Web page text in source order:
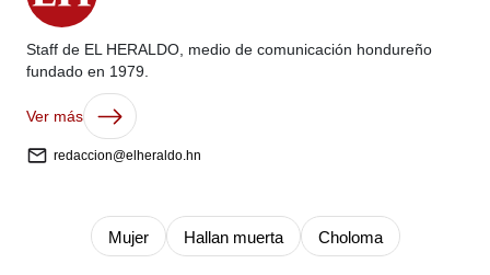
Staff de EL HERALDO, medio de comunicación hondureño
fundado en 1979.
Ver más
redaccion@elheraldo.hn
Mujer Hallan muerta Choloma